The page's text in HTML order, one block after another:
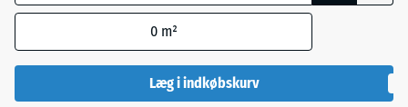
Skifergrå + 1,00 kr.
0 m²
Læg i indkøbskurv